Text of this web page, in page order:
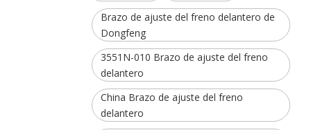
Brazo de ajuste del freno delantero de
Dongfeng
3551N-010 Brazo de ajuste del freno
delantero
China Brazo de ajuste del freno
delantero